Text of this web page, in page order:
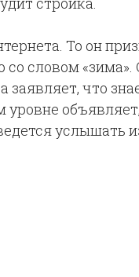
То он
со словом
что
услышать